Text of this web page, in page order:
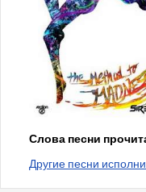
Слова песни
Другие песни